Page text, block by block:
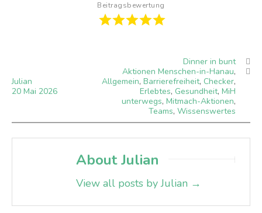
Beitragsbewertung
Julian
20 Mai 2026
Dinner in bunt
Aktionen Menschen-in-Hanau,
Allgemein, Barrierefreiheit, Checker,
Erlebtes, Gesundheit, MiH
unterwegs, Mitmach-Aktionen,
Teams, Wissenswertes
About Julian
View all posts by Julian →